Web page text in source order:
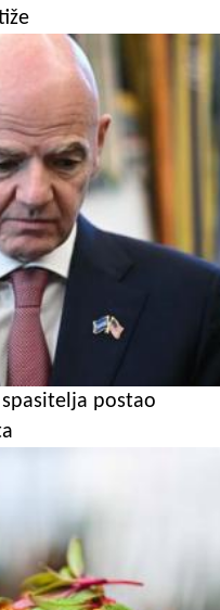
postao